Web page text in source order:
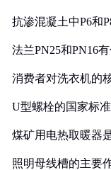
抗渗混凝土中P6和
法兰PN25和PN16
消费者对洗衣机的
U型螺栓的国家标准
煤矿用电热取暖器
照明母线槽的主要